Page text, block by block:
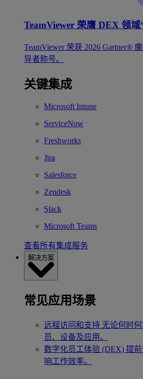
TeamViewer 荣膺 DEX 领
TeamViewer 荣获 2026 Gartner®
导者称号。
关键集成
Microsoft Intune
ServiceNow
Freshworks
Jira
Salesforce
Zendesk
Slack
Microsoft Teams
查看所有集成服务
解决方案
常见应用场景
远程访问和支持 无论何时
员、设备及应用。
数字化员工体验 (DEX) 提
响工作效率。